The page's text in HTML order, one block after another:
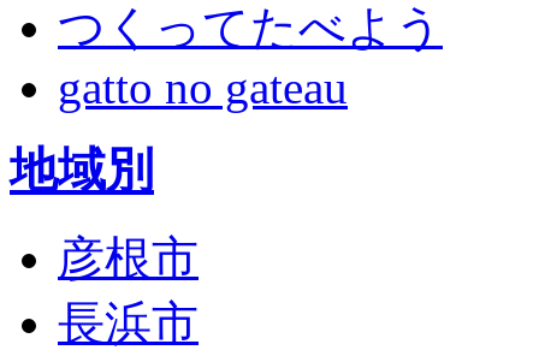
つくってたべよう
gatto no gateau
地域別
彦根市
長浜市